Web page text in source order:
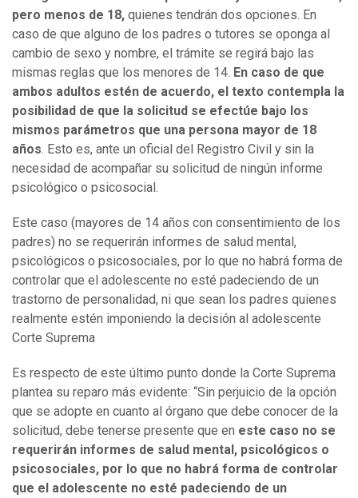
pero menos de 18, quienes tendrán dos opciones. En
caso de que alguno de los padres o tutores se oponga al
cambio de sexo y nombre, el trámite se regirá bajo las
mismas reglas que los menores de 14. En caso de que
ambos adultos estén de acuerdo, el texto contempla la
posibilidad de que la solicitud se efectúe bajo los
mismos parámetros que una persona mayor de 18
años. Esto es, ante un oficial del Registro Civil y sin la
necesidad de acompañar su solicitud de ningún informe
psicológico o psicosocial.
Este caso (mayores de 14 años con consentimiento de los
padres) no se requerirán informes de salud mental,
psicológicos o psicosociales, por lo que no habrá forma de
controlar que el adolescente no esté padeciendo de un
trastorno de personalidad, ni que sean los padres quienes
realmente estén imponiendo la decisión al adolescente
Corte Suprema
Es respecto de este último punto donde la Corte Suprema
plantea su reparo más evidente: “Sin perjuicio de la opción
que se adopte en cuanto al órgano que debe conocer de la
solicitud, debe tenerse presente que en este caso no se
requerirán informes de salud mental, psicológicos o
psicosociales, por lo que no habrá forma de controlar
que el adolescente no esté padeciendo de un